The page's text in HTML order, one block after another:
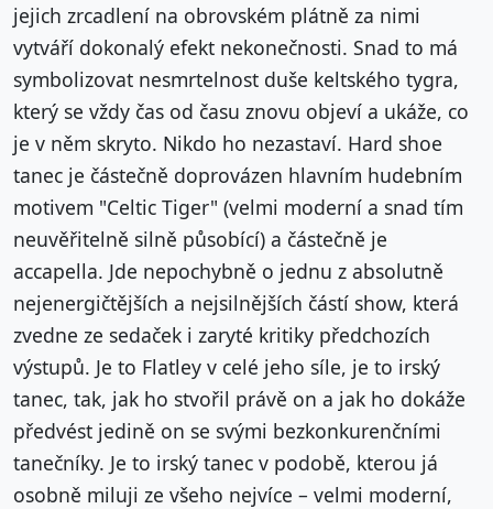
jejich zrcadlení na obrovském plátně za nimi
vytváří dokonalý efekt nekonečnosti. Snad to má
symbolizovat nesmrtelnost duše keltského tygra,
který se vždy čas od času znovu objeví a ukáže, co
je v něm skryto. Nikdo ho nezastaví. Hard shoe
tanec je částečně doprovázen hlavním hudebním
motivem "Celtic Tiger" (velmi moderní a snad tím
neuvěřitelně silně působící) a částečně je
accapella. Jde nepochybně o jednu z absolutně
nejenergičtějších a nejsilnějších částí show, která
zvedne ze sedaček i zaryté kritiky předchozích
výstupů. Je to Flatley v celé jeho síle, je to irský
tanec, tak, jak ho stvořil právě on a jak ho dokáže
předvést jedině on se svými bezkonkurenčními
tanečníky. Je to irský tanec v podobě, kterou já
osobně miluji ze všeho nejvíce – velmi moderní,